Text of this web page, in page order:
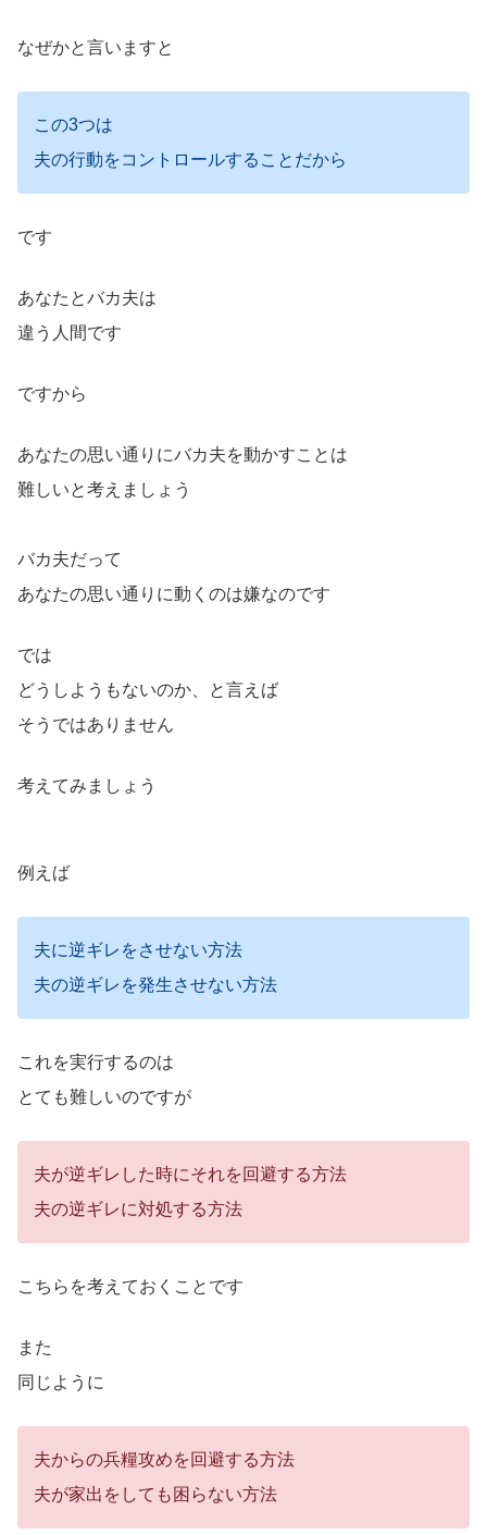
なぜかと言いますと
この3つは
夫の行動をコントロールすることだから
です
あなたとバカ夫は
違う人間です
ですから
あなたの思い通りにバカ夫を動かすことは
難しいと考えましょう
バカ夫だって
あなたの思い通りに動くのは嫌なのです
では
どうしようもないのか、と言えば
そうではありません
考えてみましょう
例えば
夫に逆ギレをさせない方法
夫の逆ギレを発生させない方法
これを実行するのは
とても難しいのですが
夫が逆ギレした時にそれを回避する方法
夫の逆ギレに対処する方法
こちらを考えておくことです
また
同じように
夫からの兵糧攻めを回避する方法
夫が家出をしても困らない方法